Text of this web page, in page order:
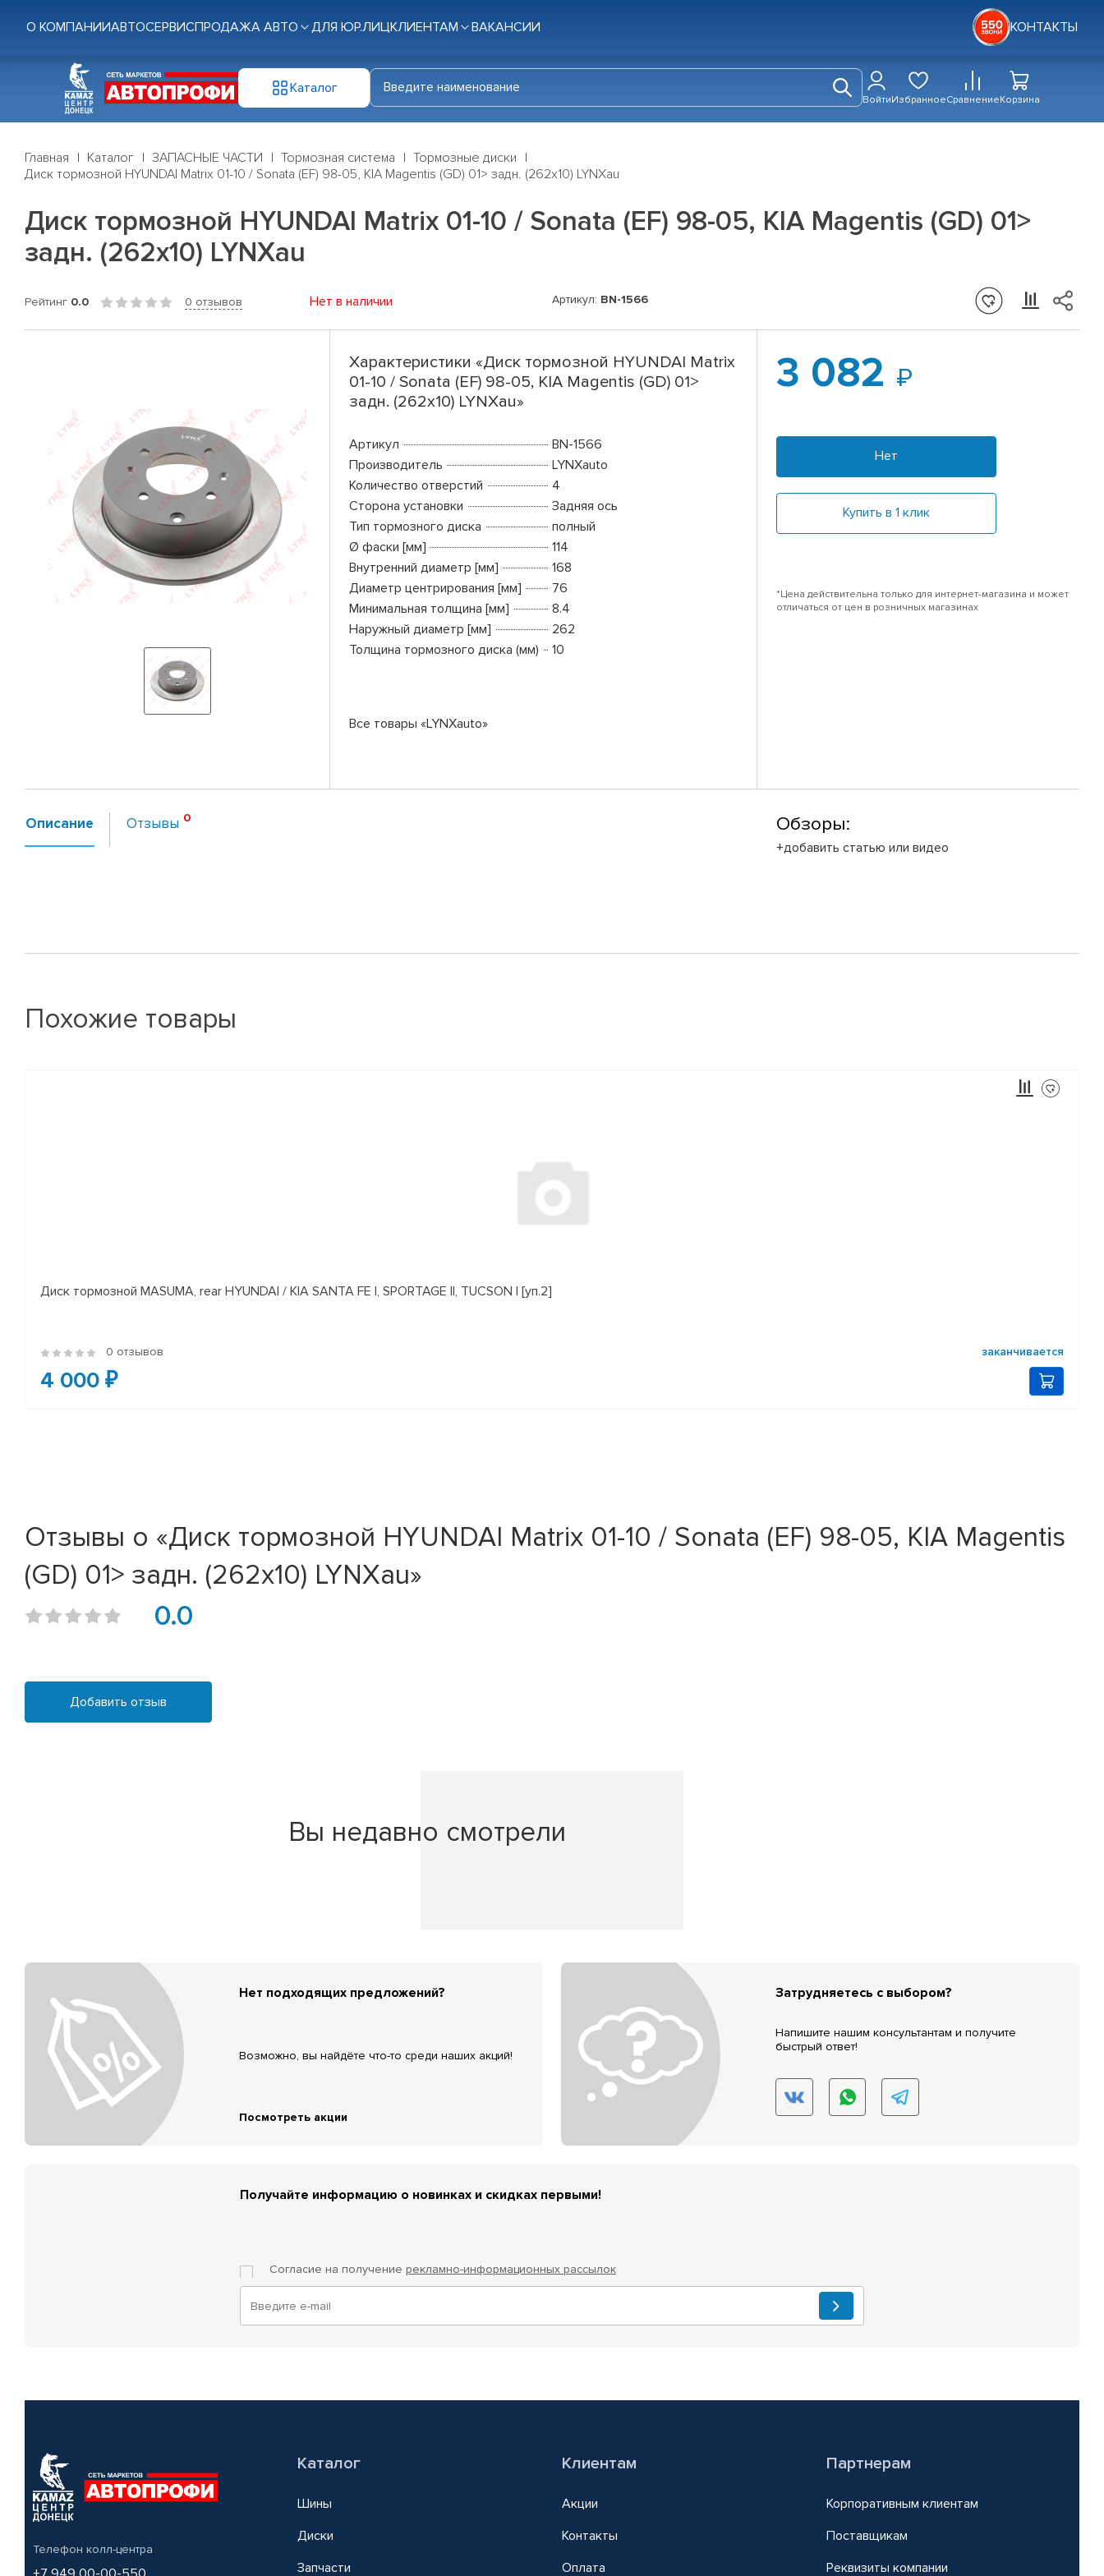
О КОМПАНИИАВТОСЕРВИСПРОДАЖА АВТО ДЛЯ ЮР.ЛИЦКЛИЕНТАМ ВАКАНСИИ КОНТАКТЫ
Каталог
ВойтиИзбранноеСравнениеКорзина
Главная Каталог ЗАПАСНЫЕ ЧАСТИ Тормозная система
Тормозные диски
Диск тормозной HYUNDAI Matrix 01-10 / Sonata (EF) 98-05, KIA Magentis (GD) 01> задн. (262x10) LYNXau
Диск тормозной HYUNDAI Matrix 01-10 / Sonata (EF) 98-05, KIA Magentis (GD) 01>
задн. (262x10) LYNXau
Рейтинг 0.0 0 отзывов Нет в наличии Артикул: BN-1566
Характеристики «Диск тормозной HYUNDAI Matrix
01-10 / Sonata (EF) 98-05, KIA Magentis (GD) 01>
задн. (262x10) LYNXau»
Артикул
BN-1566
Производитель
LYNXauto
Количество отверстий
4
Сторона установки
Задняя ось
Тип тормозного диска
полный
Ø фаски [мм]
114
Внутренний диаметр [мм]
168
Диаметр центрирования [мм]
76
Минимальная толщина [мм]
8.4
Наружный диаметр [мм]
262
Толщина тормозного диска (мм)
10
Все товары «LYNXauto»
3 082
Нет
Купить в 1 клик
*Цена действительна только для интернет-магазина и может
отличаться от цен в розничных магазинах
Описание Отзывы Обзоры:
+добавить статью или видео
Похожие товары
Диск тормозной MASUMA, rear HYUNDAI / KIA SANTA FE I, SPORTAGE II, TUCSON I [уп.2]
0 отзывов заканчивается
4 000 ₽
Отзывы о «Диск тормозной HYUNDAI Matrix 01-10 / Sonata (EF) 98-05, KIA Magentis
(GD) 01> задн. (262x10) LYNXau»
0.0
Добавить отзыв
Вы недавно смотрели
Нет подходящих предложений?
Возможно, вы найдёте что-то среди наших акций!
Посмотреть акции
Затрудняетесь с выбором?
Напишите нашим консультантам и получите
быстрый ответ!
Получайте информацию о новинках и скидках первыми!
Согласие на получение рекламно-информационных рассылок
Телефон колл-центра
Каталог
Шины
Диски
Запчасти
Клиентам
Акции
Контакты
Оплата
Партнерам
Корпоративным клиентам
Поставщикам
Реквизиты компании